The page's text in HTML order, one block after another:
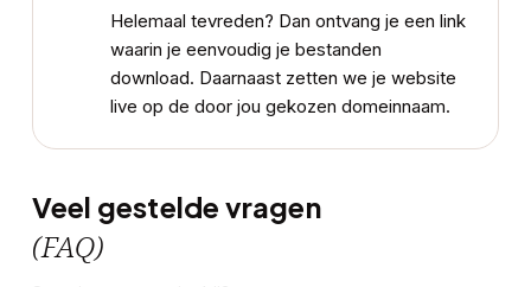
Helemaal tevreden? Dan ontvang je een link
waarin je eenvoudig je bestanden
download. Daarnaast zetten we je website
live op de door jou gekozen domeinnaam.
Veel gestelde vragen
(FAQ)